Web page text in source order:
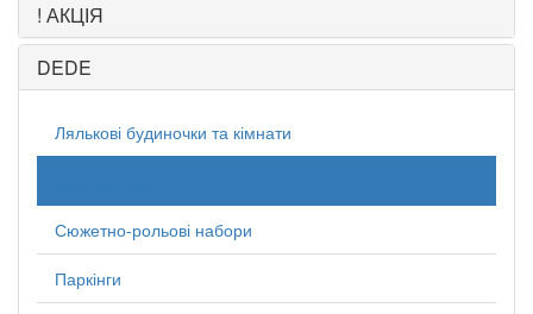
! АКЦІЯ
DEDE
Лялькові будиночки та кімнати
Сюжетно-рольові набори
Паркінги